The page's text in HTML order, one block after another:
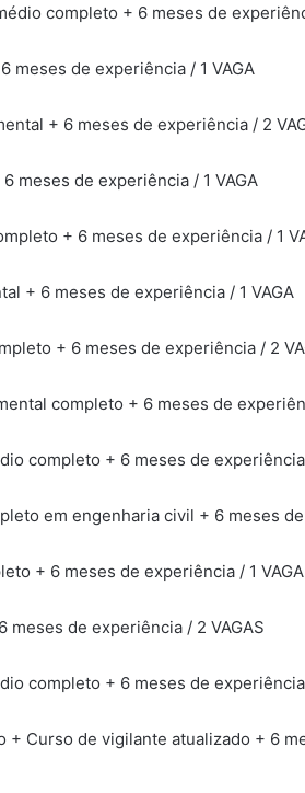
completo + 6 meses de
meses de experiência / 1 VAGA
+ 6 meses de experiência / 2
meses de experiência / 1 VAGA
+ 6 meses de experiência / 1
+ 6 meses de experiência / 1 VAGA
+ 6 meses de experiência / 2
completo + 6 meses de
completo + 6 meses de experiência
em engenharia civil + 6 meses
+ 6 meses de experiência / 1 VAGA
meses de experiência / 2 VAGAS
completo + 6 meses de experiência
+ Curso de vigilante atualizado + 6